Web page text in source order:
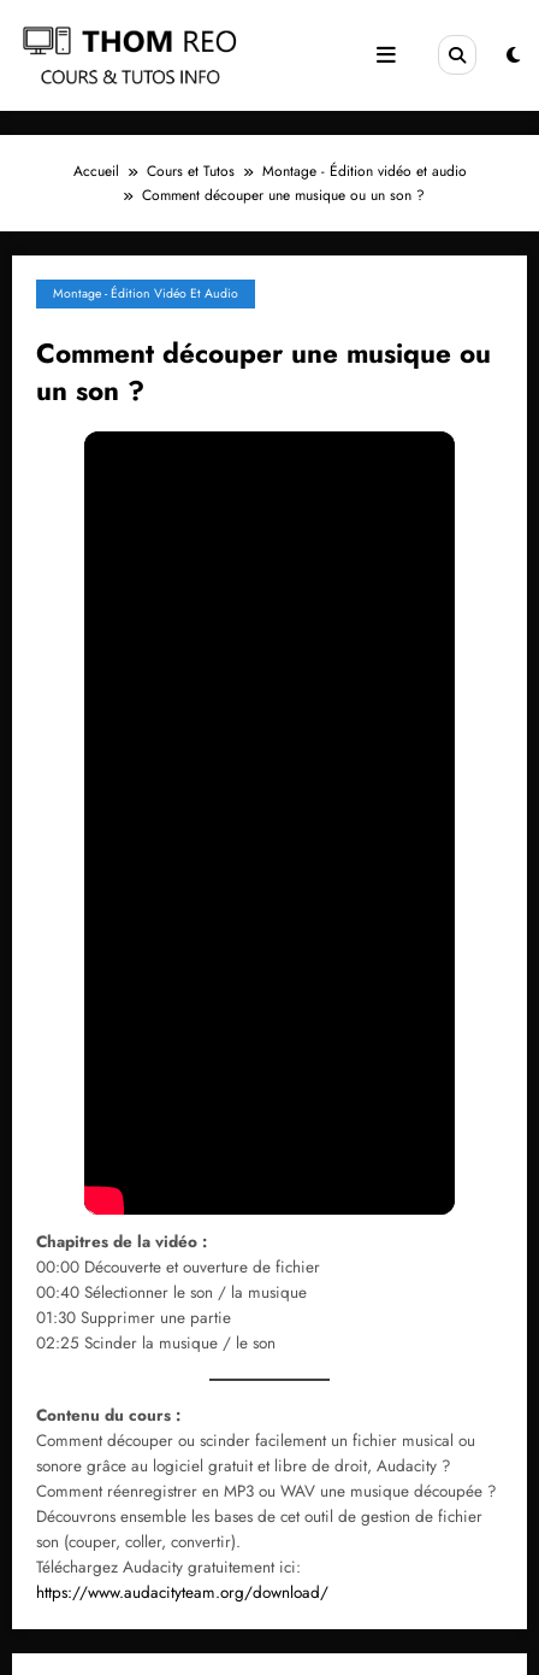
contenu
Accueil Cours et Tutos
Montage - Édition vidéo et audio
Comment découper une musique ou un son ?
Montage - Édition Vidéo Et Audio
Comment découper une musique ou
un son ?
Chapitres de la vidéo :
00:00 Découverte et ouverture de fichier
00:40 Sélectionner le son / la musique
01:30 Supprimer une partie
02:25 Scinder la musique / le son
Contenu du cours :
Comment découper ou scinder facilement un fichier musical ou
sonore grâce au logiciel gratuit et libre de droit, Audacity ?
Comment réenregistrer en MP3 ou WAV une musique découpée ?
Découvrons ensemble les bases de cet outil de gestion de fichier
son (couper, coller, convertir).
Téléchargez Audacity gratuitement ici:
https://www.audacityteam.org/download/